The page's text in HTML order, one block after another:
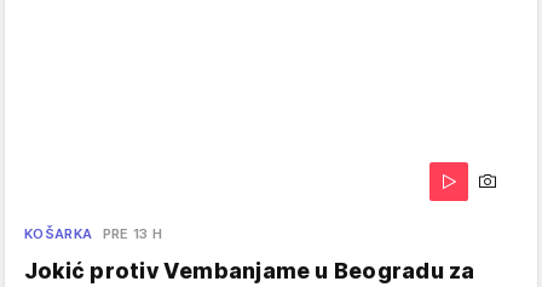
KOŠARKA PRE 13 H
Jokić protiv Vembanjame u Beogradu za